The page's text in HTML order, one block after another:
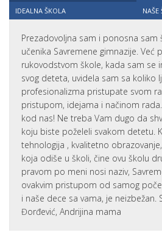
IDEALNA ŠKOLA
NAŠE
Prezadovoljna sam i ponosna
učenika Savremene gimnazije. Već
rukovodstvom škole, kada sam se
svog deteta, uvidela sam sa koliko
profesionalizma pristupate svom
pristupom, idejama i načinom
kod nas! Ne treba Vam dugo da
koju biste poželeli svakom detetu.
tehnologija , kvalitetno
koja odiše u školi, čine ovu školu
pravom po meni nosi naziv,
ovakvim pristupom od samog
i naše dece sa vama, je neizbežan.
Đorđević, Andrijina mama